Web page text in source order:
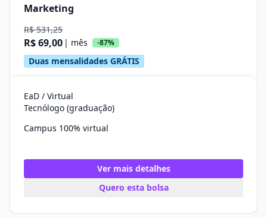
Marketing
R$ 531,25
R$ 69,00 | mês -87%
Duas mensalidades GRÁTIS
EaD / Virtual
Tecnólogo (graduação)
Campus 100% virtual
Ver mais detalhes
Quero esta bolsa